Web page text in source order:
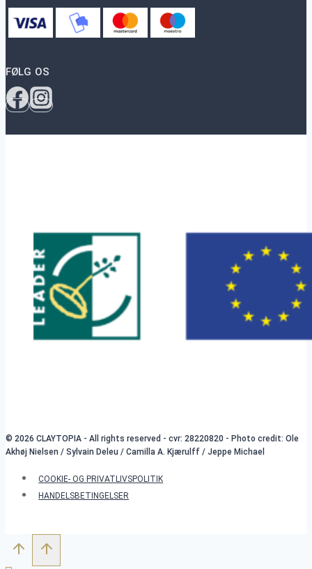
FØLG OS
© 2026 CLAYTOPIA - All rights reserved - cvr: 28220820 - Photo credit: Ole
Akhøj Nielsen / Sylvain Deleu / Camilla A. Kjærulff / Jeppe Michael
COOKIE- OG PRIVATLIVSPOLITIK
HANDELSBETINGELSER